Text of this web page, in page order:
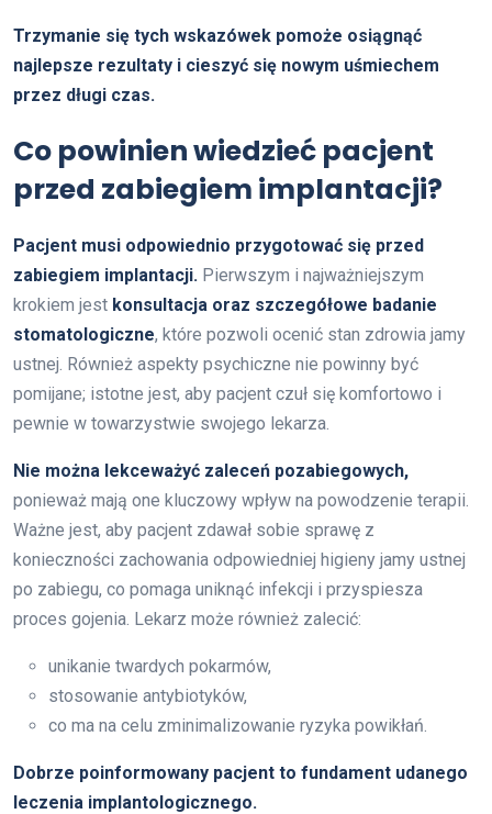
Trzymanie się tych wskazówek pomoże osiągnąć
najlepsze rezultaty i cieszyć się nowym uśmiechem
przez długi czas.
Co powinien wiedzieć pacjent
przed zabiegiem implantacji?
Pacjent musi odpowiednio przygotować się przed
zabiegiem implantacji. Pierwszym i najważniejszym
krokiem jest konsultacja oraz szczegółowe badanie
stomatologiczne, które pozwoli ocenić stan zdrowia jamy
ustnej. Również aspekty psychiczne nie powinny być
pomijane; istotne jest, aby pacjent czuł się komfortowo i
pewnie w towarzystwie swojego lekarza.
Nie można lekceważyć zaleceń pozabiegowych,
ponieważ mają one kluczowy wpływ na powodzenie terapii.
Ważne jest, aby pacjent zdawał sobie sprawę z
konieczności zachowania odpowiedniej higieny jamy ustnej
po zabiegu, co pomaga uniknąć infekcji i przyspiesza
proces gojenia. Lekarz może również zalecić:
unikanie twardych pokarmów,
stosowanie antybiotyków,
co ma na celu zminimalizowanie ryzyka powikłań.
Dobrze poinformowany pacjent to fundament udanego
leczenia implantologicznego.